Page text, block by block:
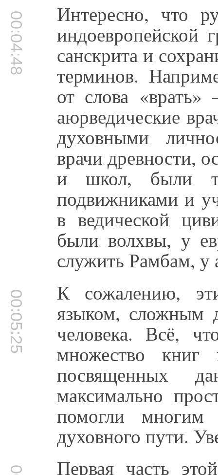
00:04:48 Интересно, что
индоевропейской
санскрита и
терминов.
от слова «врать»
аюрведические
духовными
врачи древности,
и школ, были
подвижниками и
в ведической
были волхвы, у
служить Рамбам, у
00:05:25 К сожалению,
языком, сложным
человека. Всё,
множество книг
посвященных
максимально
помогли
духовного пути.
Первая часть